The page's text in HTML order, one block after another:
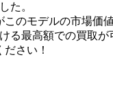
た。
のモデルの市場
る最高額での買取
さい！